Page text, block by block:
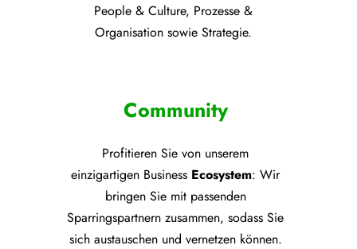
People & Culture, Prozesse &
Organisation sowie Strategie.
Community
Profitieren Sie von unserem
einzigartigen Business Ecosystem: Wir
bringen Sie mit passenden
Sparringspartnern zusammen, sodass Sie
sich austauschen und vernetzen können.